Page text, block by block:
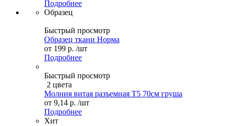
Подробнее
Образец
Быстрый просмотр
Образец ткани Норма
от 199 р. /шт
Подробнее
Быстрый просмотр
2 цвета
Молния витая разъемная Т5 70см груша
от 9,14 р. /шт
Подробнее
Хит